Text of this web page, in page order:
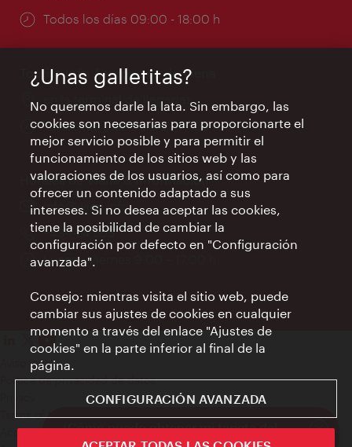
¿Cómo puedo obtener mi tarjeta del
club?
Horarios
apertura:
Todos los días 09:00 - 18:00 h
Tourist-Info Aeropuerto de Viena
en la terminal de llegadas
Horarios
de
apertura:
Todos los días 09:00 - 18:00 h
Hoteles de Viena & Información
e-
mail:
info@wien.info
Teléfono:
+43-1-24 555
Horarios
apertura:
Lunes - Viernes 9:00 – 17:00 h
Aviso legal
Política de privacidad de datos
Terms of Use
Accesibilidad
¿Unas galletitas?
No queremos darle la lata. Sin embargo, las
cookies son necesarias para proporcionarte el
mejor servicio posible y para permitir el
funcionamiento de los sitios web y las
valoraciones de los usuarios, así como para
ofrecer un contenido adaptado a sus
intereses. Si no desea aceptar las cookies,
tiene la posibilidad de cambiar la
configuración por defecto en "Configuración
avanzada".
Consejo: mientras visita el sitio web, puede
cambiar sus ajustes de cookies en cualquier
momento a través del enlace "Ajustes de
cookies" en la parte inferior al final de la
página.
CONFIGURACIÓN AVANZADA